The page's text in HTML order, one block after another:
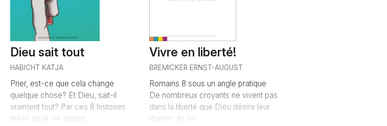
Dieu sait tout
HABICHT KATJA
Prier, est-ce que cela change
quelque chose? Et Dieu, sait-il
vraiment tout? Par ces 8 histoires
tirées de la vie quotid...
Vivre en liberté!
BREMICKER ERNST-AUGUST
Romains 8 sous un angle pratique
De nombreux croyants ne vivent pas
dans la liberté que Dieu désire leur
donner. Ils se...